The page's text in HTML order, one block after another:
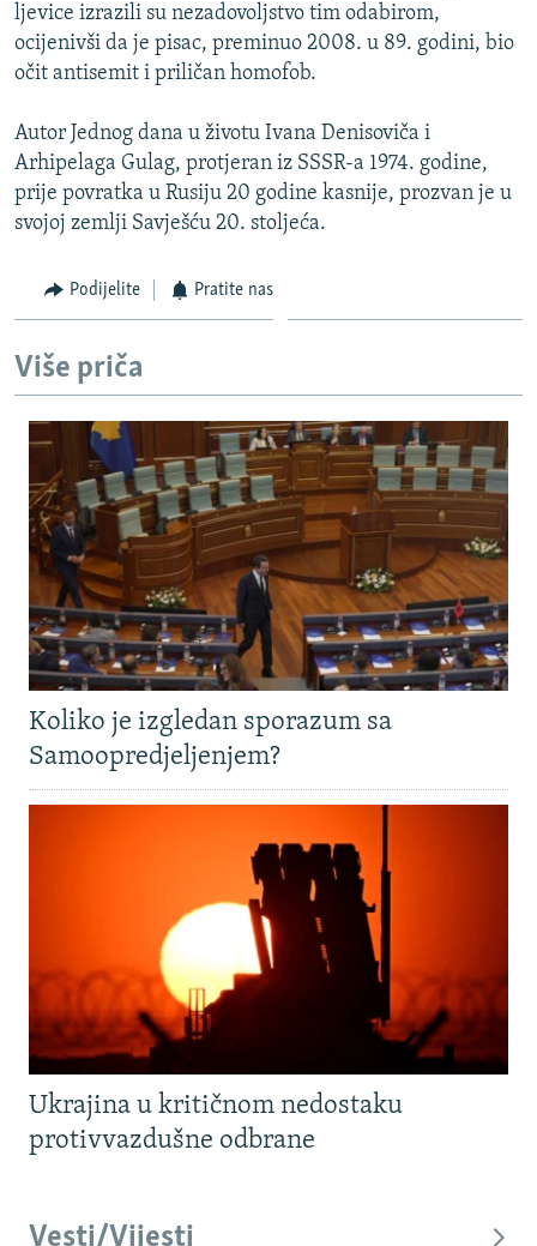
SPECIJALI RSE
VIŠE OD NASLOVA
POPLAVE I KLIZIŠTA U BIH 2024.
TV LIBERTY
POST SCRIPTUM
MOJA EVROPA
TRI DECENIJE OD RATA U BIH
SVE KARTE DEJTONA
Sve RFE/RL stranice
ljevice izrazili su nezadovoljstvo tim odabirom,
ocijenivši da je pisac, preminuo 2008. u 89. godini, bio
očit antisemit i priličan homofob.
Autor Jednog dana u životu Ivana Denisoviča i
Arhipelaga Gulag, protjeran iz SSSR-a 1974. godine,
prije povratka u Rusiju 20 godine kasnije, prozvan je u
svojoj zemlji Savješću 20. stoljeća.
Podijelite Pratite nas
Više priča
Koliko je izgledan sporazum sa
Samoopredjeljenjem?
Ukrajina u kritičnom nedostaku
protivvazdušne odbrane
Vesti/Vijesti